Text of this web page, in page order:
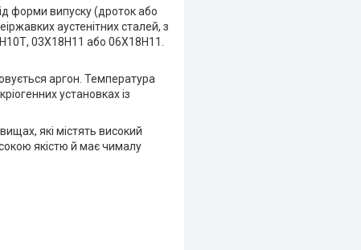
форми випуску (дроток або
аустенітних сталей, з
03Х18Н11 або 06Х18Н11.
аргон. Температура
установках із
які містять високий
якістю й має чималу